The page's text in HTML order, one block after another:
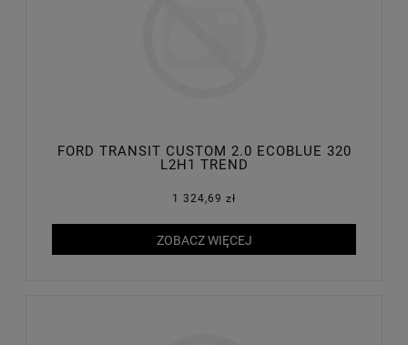
FORD TRANSIT CUSTOM 2.0 ECOBLUE 320
L2H1 TREND
1 324,69 zł
ZOBACZ WIĘCEJ